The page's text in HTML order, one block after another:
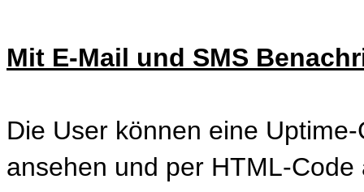
Mit E-Mail und SMS
Die User können eine
ansehen und per HTML-